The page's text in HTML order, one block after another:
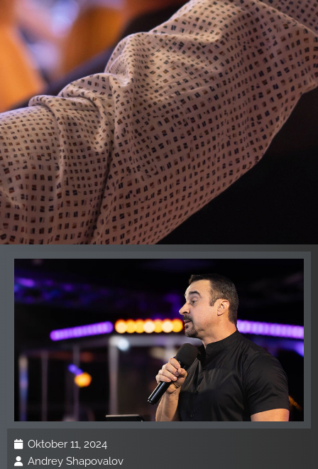
Oktober 11, 2024
Andrey Shapovalov